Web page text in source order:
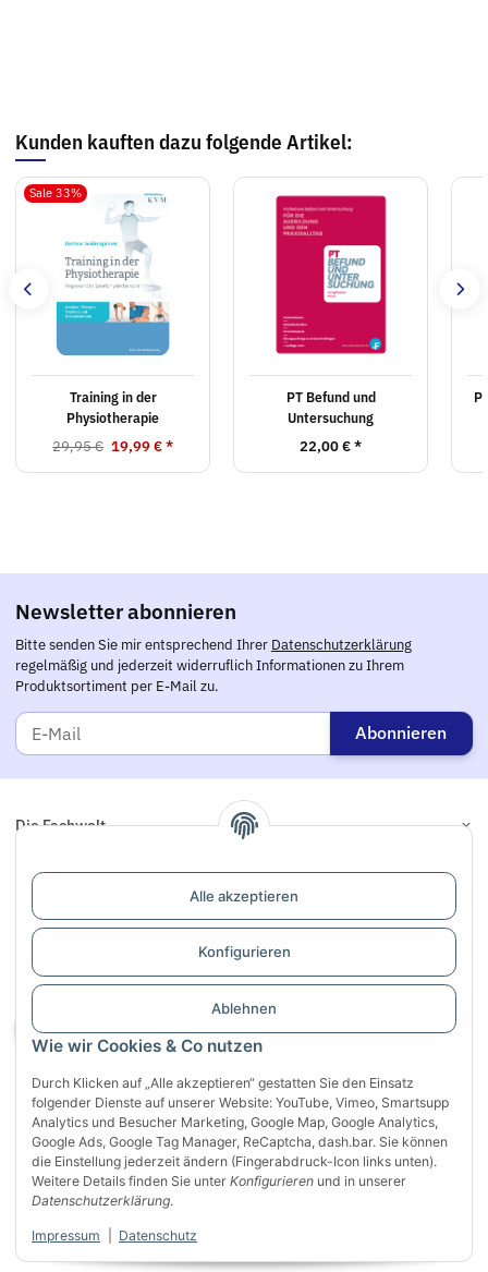
Wie wir Cookies & Co nutzen
Durch Klicken auf „Alle akzeptieren“ gestatten Sie den Einsatz
folgender Dienste auf unserer Website: YouTube, Vimeo, Smartsupp
Analytics und Besucher Marketing, Google Map, Google Analytics,
Google Ads, Google Tag Manager, ReCaptcha, dash.bar. Sie können
die Einstellung jederzeit ändern (Fingerabdruck-Icon links unten).
Weitere Details finden Sie unter Konfigurieren und in unserer
Datenschutzerklärung.
Impressum Datenschutz
Alle akzeptieren
Konfigurieren
Ablehnen
Kunden kauften dazu folgende Artikel:
Sale 33%
Training in der
Physiotherapie
29,95 € 19,99 €*
PT Befund und
Untersuchung
22,00 €*
Newsletter abonnieren
Bitte senden Sie mir entsprechend Ihrer Datenschutzerklärung
regelmäßig und jederzeit widerruflich Informationen zu Ihrem
Produktsortiment per E-Mail zu.
Abonnieren
Die Fachwelt
Informationen
Links
Support / Dialogaufnahme
Vertrag widerrufen
Sichere Zahlung mit:
VISA
Banküberweisung